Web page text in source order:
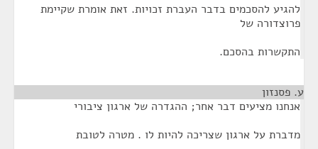
להגיע להסכמים בדבר העברת זכויות. זאת אומרת שקיימת
פרוצדורה של
התקשרות בהסכם.
ע. פסנזון
אנחנו מציעים דבר אחר; ההגדרה של ארגון ציבורי
מדברת על ארגון שצריכה להיות לו . מטרה לטובת